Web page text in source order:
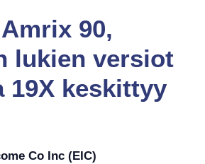
90,
lukien versiot
19X keskittyy
Co Inc (EIC)